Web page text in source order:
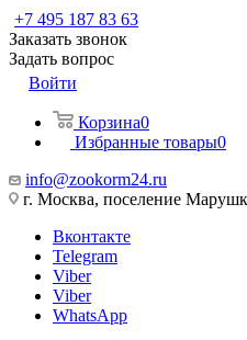
+7 495 187 83 63
Заказать звонок
Задать вопрос
Войти
Корзина0
Избранные товары0
info@zookorm24.ru
г. Москва, поселение
Вконтакте
Telegram
Viber
Viber
WhatsApp